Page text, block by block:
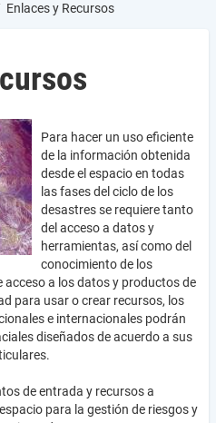
Enlaces y Recursos
Para hacer un uso eficiente
de la información obtenida
desde el espacio en todas
las fases del ciclo de los
desastres se requiere tanto
del acceso a datos y
herramientas, así como del
conocimiento de los
acceso a los datos y productos de
para usar o crear recursos, los
e internacionales podrán
diseñados de acuerdo a sus
de entrada y recursos a
para la gestión de riesgos y